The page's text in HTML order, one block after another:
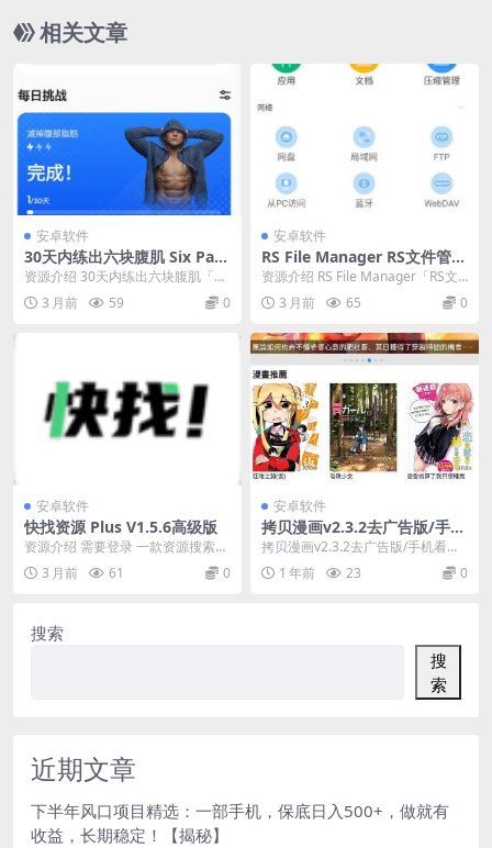
相关文章
安卓软件
30天内练出六块腹肌 Six Pac
ks in 30 Days Pro v1.4.4专
业版
资源介绍 30天内练出六块腹肌「Si
x Packs in 30 Days Pro...
3 月前 59 0
安卓软件
RS File Manager RS文件管理
器v2.2.6.3 高级版
资源介绍 RS File Manager「RS文
件管理器」RS文件资源管理器可
帮...3 月前 65 0
安卓软件
快找资源 Plus V1.5.6高级版
资源介绍 需要登录 一款资源搜索工
具软件，汇聚了全网各大资源的搜
索工具，可以搜索...
3 月前 61 0
安卓软件
拷贝漫画v2.3.2去广告版/手机
看番神器
拷贝漫画v2.3.2去广告版/手机看番
神器 软件介绍 拷贝漫画以其便捷的
漫画阅读...
1 年前 23 0
搜索
搜
索
近期文章
下半年风口项目精选：一部手机，保底日入500+，做就有
收益，长期稳定！【揭秘】